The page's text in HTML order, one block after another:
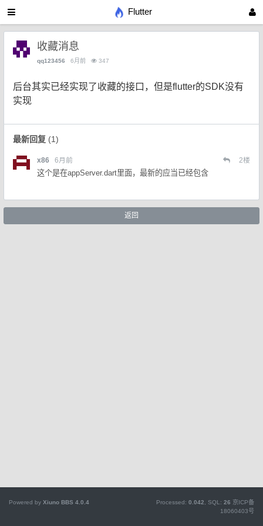
Flutter
收藏消息
qq123456 6月前 347
后台其实已经实现了收藏的接口，但是flutter的SDK没有
实现
最新回复 (1)
x86 6月前 2楼
这个是在appServer.dart里面，最新的应当已经包含
返回
Powered by Xiuno BBS 4.0.4 Processed: 0.042 , SQL: 26 京ICP备
18060403号